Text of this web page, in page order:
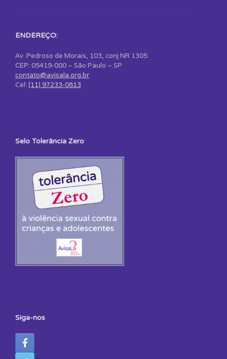
ENDEREÇO:
Av. Pedroso de Morais, 103, conj NR 1305
CEP: 05419-000 – São Paulo – SP
contato@avisala.org.br
Cel: (11) 97233-0813
Selo Tolerância Zero
Siga-nos